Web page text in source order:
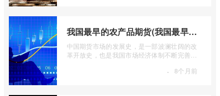
我国最早的农产品期货(我国最早的农产品期货交易合约的品种是)
中国期货市场的发展史，是一部波澜壮阔的改
革开放史，也是我国市场经济体制不断完善的
· 8个月前